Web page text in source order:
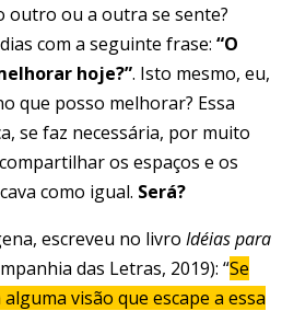
outro ou a outra se sente?
com a seguinte frase: “O
hoje?”. Isto mesmo, eu,
que posso melhorar? Essa
se faz necessária, por muito
os espaços e os
como igual. Será?
escreveu no livro Idéias para
das Letras, 2019): “Se
visão que escape a essa